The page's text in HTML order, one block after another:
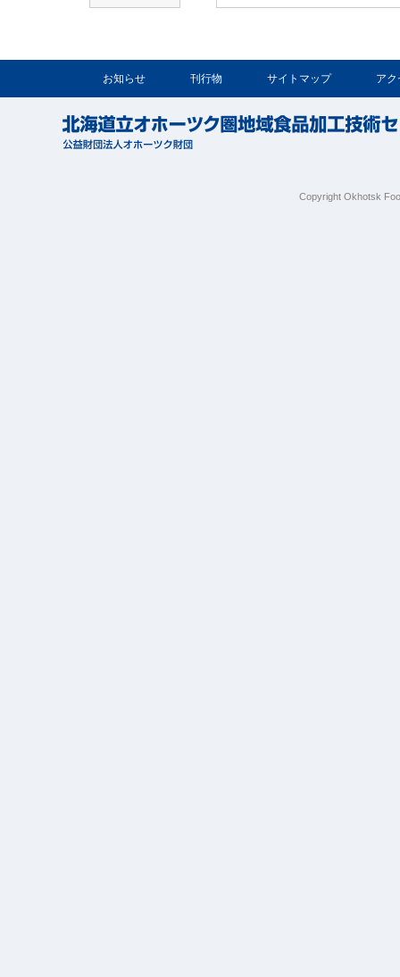
お知らせ 刊行物 サイトマップ アク
Copyright Okhotsk